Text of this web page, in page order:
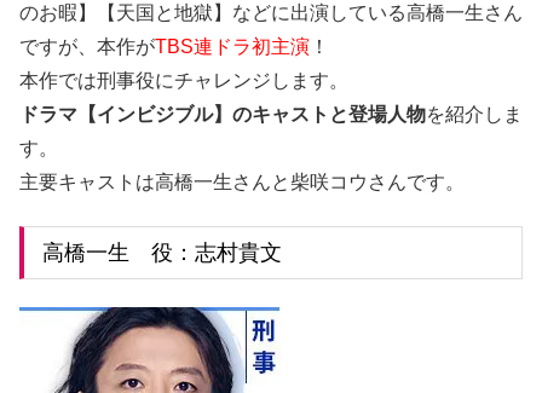
のお暇】【天国と地獄】などに出演している高橋一生さん
ですが、本作がTBS連ドラ初主演 ！
本作では刑事役にチャレンジします。
ドラマ【インビジブル】のキャストと登場人物を紹介しま
す。
主要キャストは高橋一生さんと柴咲コウさんです。
高橋一生 役：志村貴文